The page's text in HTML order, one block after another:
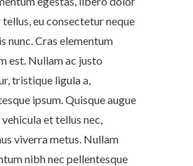
eu consectetur neque
nunc. Cras elementum
est. Nullam ac justo
tristique ligula a,
ipsum. Quisque augue
et tellus nec,
viverra metus. Nullam
nibh nec pellentesque